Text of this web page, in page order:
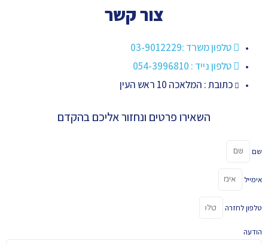
צור קשר
טלפון משרד :03-9012229
טלפון נייד : 054-3996810
כתובת : המלאכה 10 ראש העין
השאירו פרטים ונחזור אליכם בהקדם
שם
אימייל
טלפון לחזרה
הודעה